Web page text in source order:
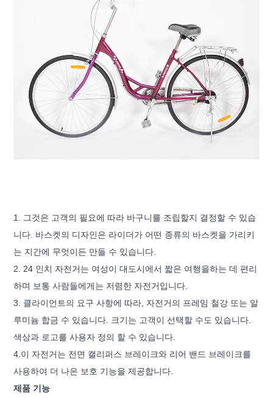
1. 그것은 고객의 필요에 따라 바구니를 조립할지 결정할 수 있습
니다. 바스켓의 디자인은 라이더가 어떤 종류의 바스켓을 가리키
는 지간에 무엇이든 만들 수 있습니다.
2. 24 인치 자전거는 여성이 대도시에서 짧은 여행을하는 데 편리
하며 보통 사람들에게는 저렴한 자전거입니다.
3. 클라이언트의 요구 사항에 따라, 자전거의 프레임 철강 또는 알
루미늄 합금 수 있습니다. 크기는 고객이 선택할 수도 있습니다.
색상과 로고를 사용자 정의 할 수 있습니다.
4.이 자전거는 전면 캘리퍼스 브레이크와 리어 밴드 브레이크를
사용하여 더 나은 보호 기능을 제공합니다.
제품 기능